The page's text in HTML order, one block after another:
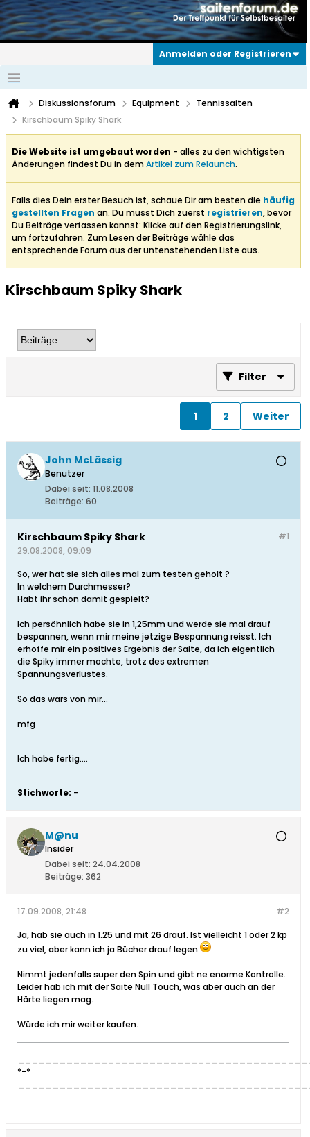
Anmelden oder Registrieren
Diskussionsforum Equipment
Tennissaiten
Kirschbaum Spiky Shark
Die Website ist umgebaut worden - alles zu den wichtigsten
Änderungen findest Du in demArtikel zum Relaunch.
Falls dies Dein erster Besuch ist, schaue Dir am besten die häufig
gestellten Fragen an. Du musst Dich zuerst registrieren, bevor
Du Beiträge verfassen kannst: Klicke auf den Registrierungslink,
um fortzufahren. Zum Lesen der Beiträge wähle das
entsprechende Forum aus der untenstehenden Liste aus.
Kirschbaum Spiky Shark
Filter
1 2 Weiter
John McLässig
Benutzer
Dabei seit: 11.08.2008
Beiträge: 60
#1
Kirschbaum Spiky Shark
29.08.2008, 09:09
So, wer hat sie sich alles mal zum testen geholt ?
In welchem Durchmesser?
Habt ihr schon damit gespielt?
Ich persöhnlich habe sie in 1,25mm und werde sie mal drauf
bespannen, wenn mir meine jetzige Bespannung reisst. Ich
erhoffe mir ein positives Ergebnis der Saite, da ich eigentlich
die Spiky immer mochte, trotz des extremen
Spannungsverlustes.
So das wars von mir...
mfg
Ich habe fertig....
Stichworte: -
M@nu
Insider
Dabei seit: 24.04.2008
Beiträge: 362
#2
17.09.2008, 21:48
Ja, hab sie auch in 1.25 und mit 26 drauf. Ist vielleicht 1 oder 2 kp
zu viel, aber kann ich ja Bücher drauf legen.
Nimmt jedenfalls super den Spin und gibt ne enorme Kontrolle.
Leider hab ich mit der Saite Null Touch, was aber auch an der
Härte liegen mag.
Würde ich mir weiter kaufen.
*-*